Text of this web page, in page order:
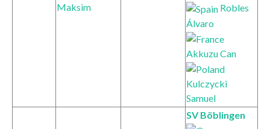
Maksim
Robles
Álvaro
Akkuzu Can
Kulczycki
Samuel
SV Böblingen